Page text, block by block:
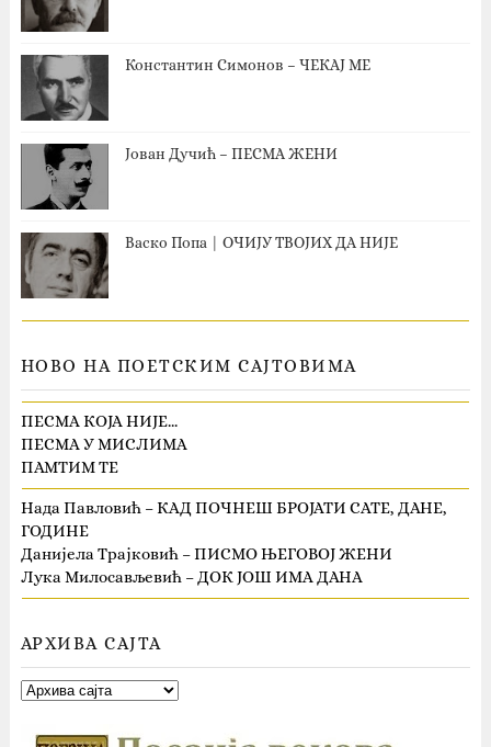
Константин Симонов – ЧЕКАЈ МЕ
Јован Дучић – ПЕСМА ЖЕНИ
Васко Попа | ОЧИЈУ ТВОЈИХ ДА НИЈЕ
НОВО НА ПОЕТСКИМ САЈТОВИМА
ПЕСМА КОЈА НИЈЕ…
ПЕСМА У МИСЛИМА
ПАМТИМ ТЕ
Нада Павловић – КАД ПОЧНЕШ БРОЈАТИ САТЕ, ДАНЕ,
ГОДИНЕ
Данијела Трајковић – ПИСМО ЊЕГОВОЈ ЖЕНИ
Лука Милосављевић – ДОК ЈОШ ИМА ДАНА
АРХИВА САЈТА